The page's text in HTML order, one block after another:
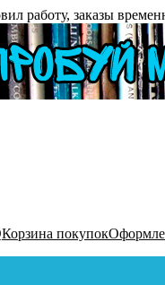
работу, заказы
Корзина покупок